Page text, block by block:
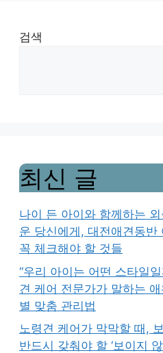
검색
최신 글
나이 든 아이와 함께하는 외
운 당신에게, 대전애견동반
꼭 체크해야 할 것들
“우리 아이는 어떤 스타일일
견 케어 전문가가 말하는
별 맞춤 관리법
노령견 케어가 막막할 때,
반드시 갖춰야 할 ‘보이지 않